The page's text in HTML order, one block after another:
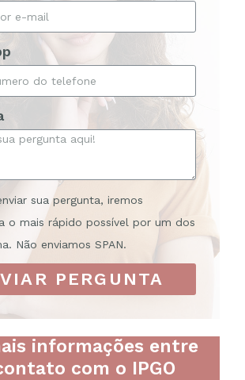
sua pergunta, iremos
o mais rápido possível por um dos
Não enviamos SPAN.
PERGUNTA
informações entre
com o IPGO